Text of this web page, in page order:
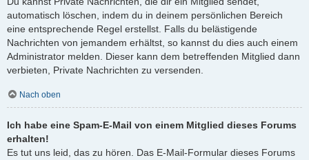
automatisch löschen, indem du in deinem persönlichen Bereich
eine entsprechende Regel erstellst. Falls du belästigende
Nachrichten von jemandem erhältst, so kannst du dies auch einem
Administrator melden. Dieser kann dem betreffenden Mitglied dann
verbieten, Private Nachrichten zu versenden.
Nach oben
Ich habe eine Spam-E-Mail von einem Mitglied dieses Forums
erhalten!
Es tut uns leid, das zu hören. Das E-Mail-Formular dieses Forums